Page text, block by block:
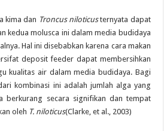
kima dan Troncus niloticusternyata dapat
kedua molusca ini dalam media budidaya
Hal ini disebabkan karena cara makan
deposit feeder dapat membersihkan
kualitas air dalam media budidaya. Bagi
kombinasi ini adalah jumlah alga yang
berkurang secara signifikan dan tempat
oleh T. niloticus(Clarke, et al., 2003)